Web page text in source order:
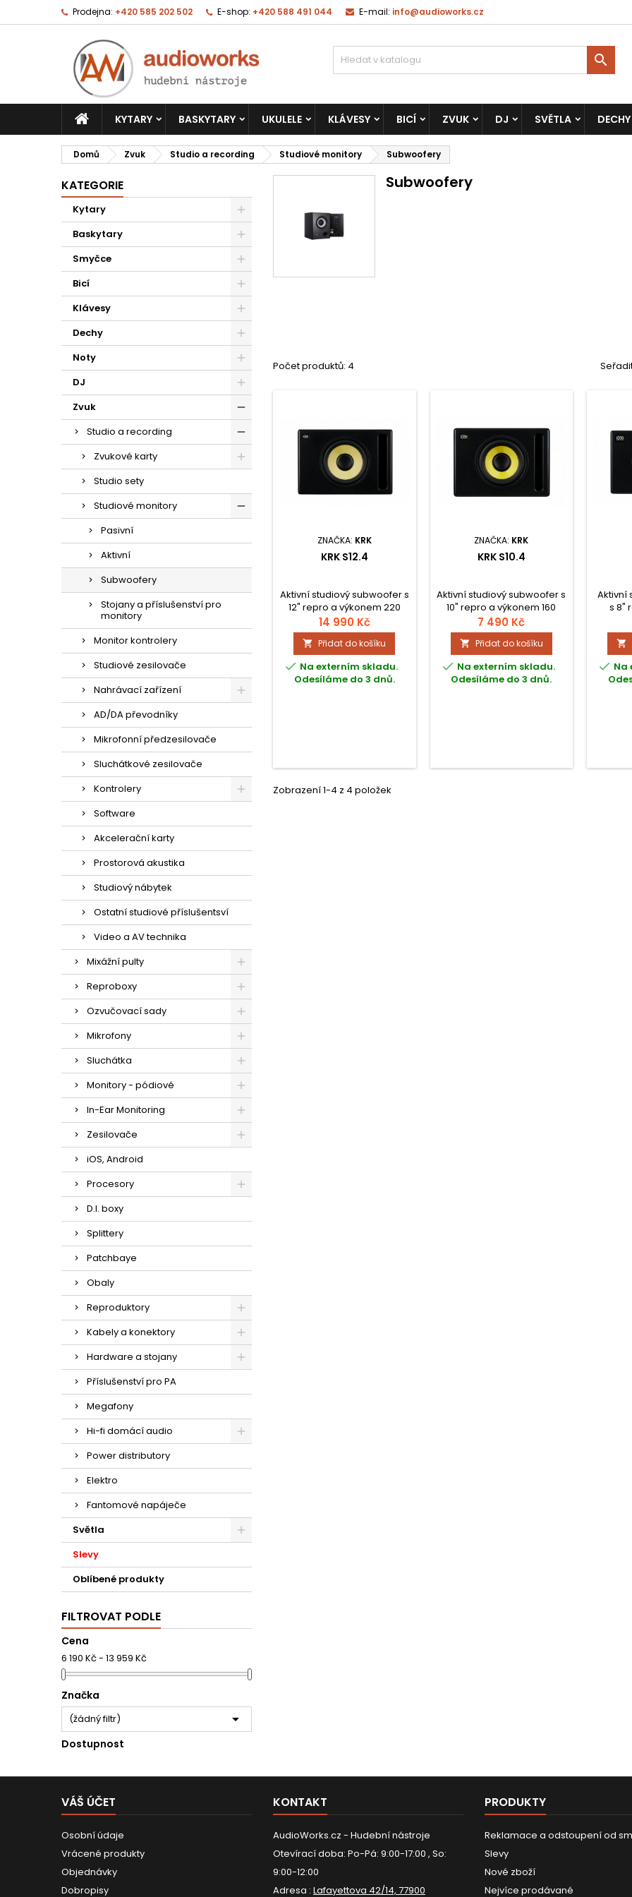
Prodejna: +420 585 202 502 E-shop: +420 588 491 044 E-mail: info@audioworks.cz

KYTARY BASKYTARY UKULELE KLÁVESY BICÍ ZVUK DJ SVĚTLA DECHY
Domů Zvuk Studio a recording Studiové monitory Subwoofery
KATEGORIE
Kytary
Baskytary
Smyčce
Bicí
Klávesy
Dechy
Noty
DJ
Zvuk
Studio a recording
Zvukové karty
Studio sety
Studiové monitory
Pasivní
Aktivní
Subwoofery
Stojany a příslušenství pro
monitory
Monitor kontrolery
Studiové zesilovače
Nahrávací zařízení
AD/DA převodníky
Mikrofonní předzesilovače
Sluchátkové zesilovače
Kontrolery
Software
Akcelerační karty
Prostorová akustika
Studiový nábytek
Ostatní studiové příslušentsví
Video a AV technika
Mixážní pulty
Reproboxy
Ozvučovací sady
Mikrofony
Sluchátka
Monitory - pódiové
In-Ear Monitoring
Zesilovače
iOS, Android
Procesory
D.I. boxy
Splittery
Patchbaye
Obaly
Reproduktory
Kabely a konektory
Hardware a stojany
Příslušenství pro PA
Megafony
Hi-fi domácí audio
Power distributory
Elektro
Fantomové napáječe
Světla
Slevy
Oblíbené produkty
FILTROVAT PODLE
Cena
6 190 Kč - 13 959 Kč
Značka
(žádný filtr) 
Dostupnost
Subwoofery
Počet produktů: 4
ZNAČKA: KRK
KRK S12.4
Aktivní studiový subwoofer s
12" repro a výkonem 220
W. Zaoblený design s
basovým portem vpředu
pro flexibilitu umístění.
Výkonný a lehký zesilovač
třídy D.
14 990 Kč
 Přidat do košíku
 Na externím skladu.
Odesíláme do 3 dnů.
ZNAČKA: KRK
KRK S10.4
Aktivní studiový subwoofer s
10" repro a výkonem 160
W. Zaoblený design s
basovým portem vpředu
pro flexibilitu umístění.
Výkonný a lehký zesilovač
třídy D.
7 490 Kč
 Přidat do košíku
 Na externím skladu.
Odesíláme do 3 dnů.
Aktivní
s 8"
pro

 Na
Zobrazení 1-4 z 4 položek
VÁŠ ÚČET
Osobní údaje
Vrácené produkty
Objednávky
Dobropisy
KONTAKT
AudioWorks.cz - Hudební nástroje
Otevírací doba: Po-Pá: 9:00-17:00 , So:
9:00-12:00
Adresa : Lafayettova 42/14, 77900
PRODUKTY
Reklamace a odstoupení od
Slevy
Nové zboží
Nejvíce prodávané